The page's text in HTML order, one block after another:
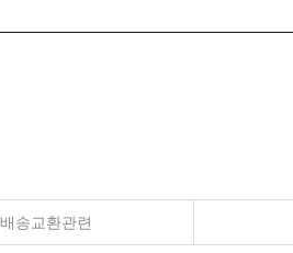
배송교환관련